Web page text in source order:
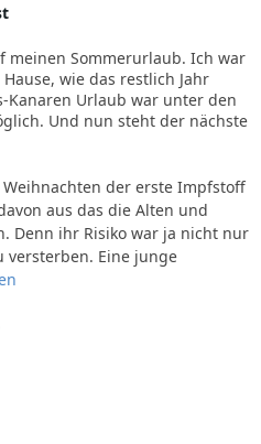
meinen Sommerurlaub. Ich war
wie das restlich Jahr
Kanaren Urlaub war unter den
Und nun steht der nächste
der erste Impfstoff
aus das die Alten und
Denn ihr Risiko war ja nicht nur
versterben. Eine junge